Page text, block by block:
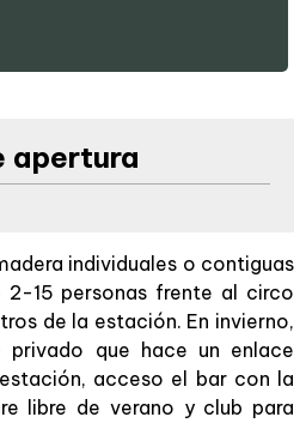
apertura
individuales o contiguas
15 personas frente al circo
de la estación. En invierno,
privado que hace un enlace
acceso el bar con la
libre de verano y club para